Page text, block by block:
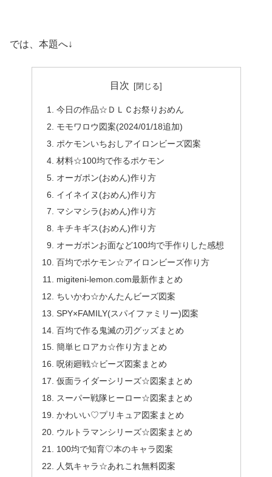
では、本題へ↓
目次
今日の作品☆ＤＬＣお祭りおめん
モモワロウ図案(2024/01/18追加)
ポケモンいちおしアイロンビーズ図案
材料☆100均で作るポケモン
オーガポン(おめん)作り方
イイネイヌ(おめん)作り方
マシマシラ(おめん)作り方
キチキギス(おめん)作り方
オーガポンお面など100均で手作りした感想
百均でポケモン☆アイロンビーズ作り方
migiteni-lemon.com最新作まとめ
ちいかわ☆かんたんビーズ図案
SPY×FAMILY(スパイファミリー)図案
百均で作る鬼滅の刃グッズまとめ
簡単ヒロアカ☆作り方まとめ
呪術廻戦☆ビーズ図案まとめ
仮面ライダーシリーズ☆図案まとめ
スーパー戦隊ヒーロー☆図案まとめ
かわいい♡プリキュア図案まとめ
ウルトラマンシリーズ☆図案まとめ
100均で知育♡本のキャラ図案
人気キャラ☆あれこれ無料図案